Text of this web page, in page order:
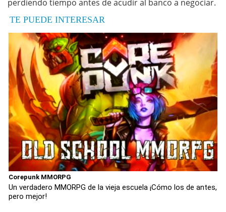
perdiendo tiempo antes de acudir al banco a negociar.
TE PUEDE INTERESAR
Corepunk MMORPG
Un verdadero MMORPG de la vieja escuela ¡Cómo los de antes,
pero mejor!